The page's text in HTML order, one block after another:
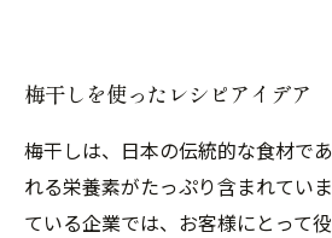
梅干しを使ったレシピアイデア
梅干しは、日本の伝統的な食材で
れる栄養素がたっぷり含まれてい
ている企業では、お客様にとって